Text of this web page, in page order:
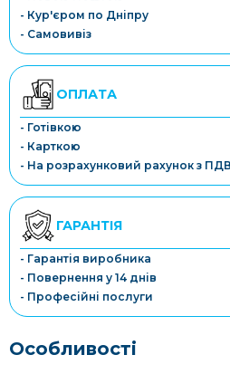
- Кур'єром по Дніпру
- Самовивіз
ОПЛАТА
- Готівкою
- Карткою
- На розрахунковий рахунок з ПДВ
ГАРАНТІЯ
- Гарантія виробника
- Повернення у 14 днів
- Професійні послуги
Особливості